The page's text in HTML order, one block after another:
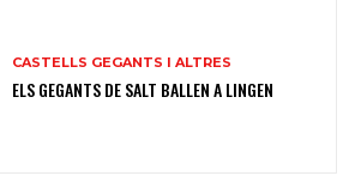
CASTELLS GEGANTS I ALTRES
ELS GEGANTS DE SALT BALLEN A LINGEN